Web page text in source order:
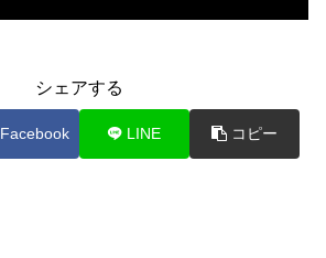
シェアする
Facebook LINE コピー